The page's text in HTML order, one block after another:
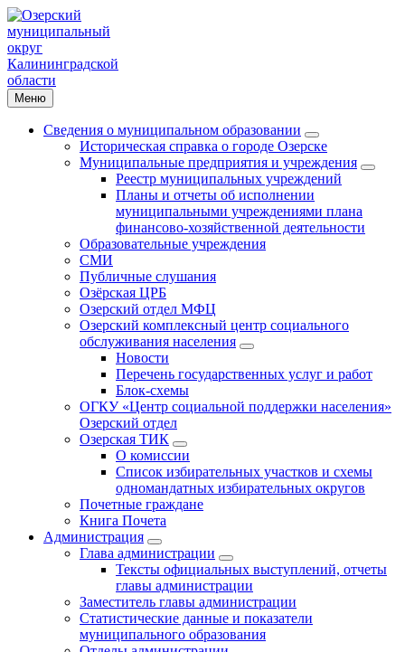
Меню
Сведения о муниципальном образовании
Историческая справка о городе Озерске
Муниципальные предприятия и учреждения
Реестр муниципальных учреждений
Планы и отчеты об исполнении
муниципальными учреждениями плана
финансово-хозяйственной деятельности
Образовательные учреждения
СМИ
Публичные слушания
Озёрская ЦРБ
Озерский отдел МФЦ
Озерский комплексный центр социального
обслуживания населения
Новости
Перечень государственных услуг и работ
Блок-схемы
ОГКУ «Центр социальной поддержки населения»
Озерский отдел
Озерская ТИК
О комиссии
Список избирательных участков и схемы
одномандатных избирательных округов
Почетные граждане
Книга Почета
Администрация
Глава администрации
Тексты официальных выступлений, отчеты
главы администрации
Заместитель главы администрации
Статистические данные и показатели
муниципального образования